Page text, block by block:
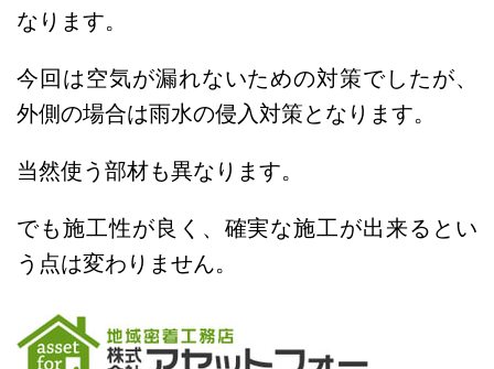
なります。
今回は空気が漏れないための対策でしたが、
外側の場合は雨水の侵入対策となります。
当然使う部材も異なります。
でも施工性が良く、確実な施工が出来るとい
う点は変わりません。